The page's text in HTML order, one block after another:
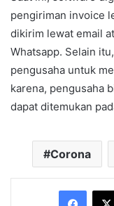
pengiriman invoice
dikirim lewat email
Whatsapp. Selain
pengusaha untuk
karena, pengusaha
dapat ditemukan
Corona